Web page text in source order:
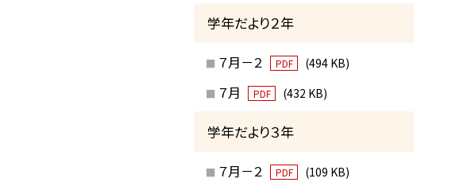
学年だより２年
７月－２ PDF (494 KB)
７月 PDF (432 KB)
学年だより３年
７月－２ PDF (109 KB)